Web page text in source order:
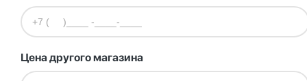
Цена другого магазина